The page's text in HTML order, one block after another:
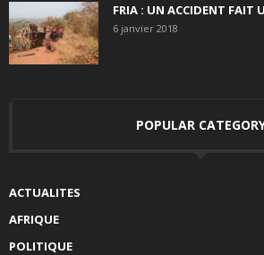
FRIA : UN ACCIDENT FAIT
6 janvier 2018
POPULAR
ACTUALITES
AFRIQUE
POLITIQUE